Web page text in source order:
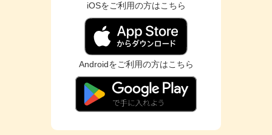
iOSをご利用の方はこちら
Androidをご利用の方はこちら